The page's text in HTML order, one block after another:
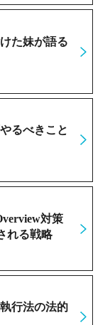
た妹が語る
るべきこと
対策
れる戦略
行法の法的